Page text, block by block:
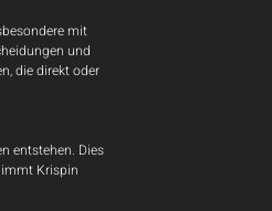
mit
und
die direkt oder
entstehen. Dies
Krispin